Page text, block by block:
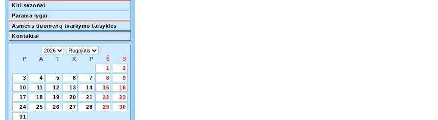
Kiti sezonai
Parama lygai
Asmens duomenų tvarkymo taisyklės
Kontaktai
P A T K P Š
S
1
2
3
4 5 6 7 8
9
10
11 12 13 14 15
16
17
18 19 20 21 22
23
24
25 26 27 28 29
30
31